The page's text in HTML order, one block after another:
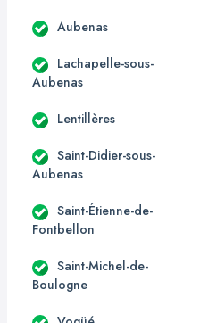
Aubenas
Lachapelle-sous-
Aubenas
Lentillères
Saint-Didier-sous-
Aubenas
Saint-Étienne-de-
Fontbellon
Saint-Michel-de-
Boulogne